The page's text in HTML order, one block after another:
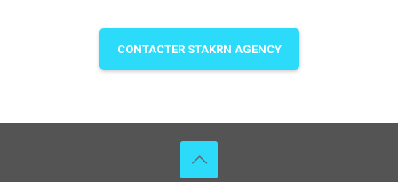
CONTACTER STAKRN AGENCY